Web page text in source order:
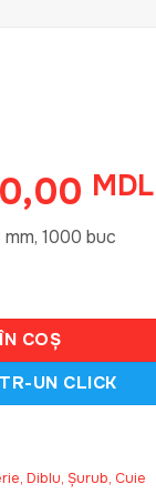
MDL
1000 buc
COȘ
Diblu, Șurub, Cuie